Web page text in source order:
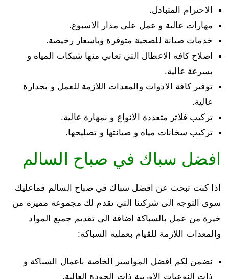
الاحترام المتبادل.
مهارات عالية و عمل على مدار الاسبوع.
خدمات صيانة للصحية متوفرة وباسعار رخيصة.
اصلاح كافة الاعطال التي تعاني منها شبكات المياه و
بسرعة عالية.
توفير كافة الادوات والمعدات اللازمة للعمل و بجدارة
عالية.
تركيب فلاتر متعددة الانواع و بمهارة عالية.
تركيب سخانات مياه و صيانتها و تصليحها.
افضل سباك في صباح السالم
اذا كنت تبحث عن افضل سباك في صباح السالم فماعليك
سوى التوجه الى شركتنا التي تقدم لك مجموعة مميزة من
خيرة من عمل بالسباكة اضافة الى تقديم جميع المواد
والمعدات اللازمة للقيام بعملية السباكة:
نضمن لكم افضل المواسير الخاصة باعمال السباكة و
ذات النوعيات الاوربية ذات الجودة العالية.